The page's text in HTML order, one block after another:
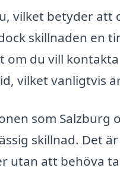
vilket betyder
skillnaden en
om du vill
vilket vanligtvis
som Salzburg
skillnad. Det
utan att behöva